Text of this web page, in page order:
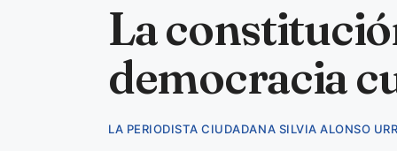
La
democracia
LA PERIODISTA CIUDADANA SILVIA ALONSO